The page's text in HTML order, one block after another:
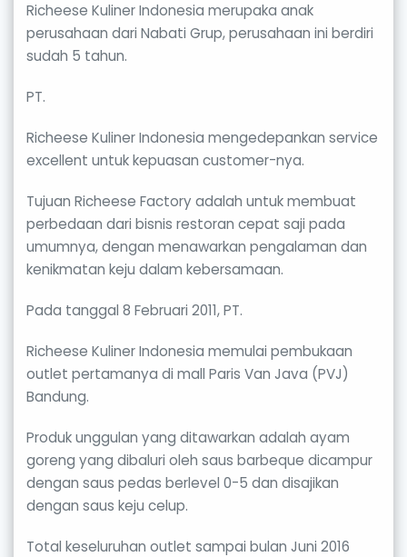
Richeese Kuliner Indonesia merupaka anak
perusahaan dari Nabati Grup, perusahaan ini berdiri
sudah 5 tahun.
PT.
Richeese Kuliner Indonesia mengedepankan service
excellent untuk kepuasan customer-nya.
Tujuan Richeese Factory adalah untuk membuat
perbedaan dari bisnis restoran cepat saji pada
umumnya, dengan menawarkan pengalaman dan
kenikmatan keju dalam kebersamaan.
Pada tanggal 8 Februari 2011, PT.
Richeese Kuliner Indonesia memulai pembukaan
outlet pertamanya di mall Paris Van Java (PVJ)
Bandung.
Produk unggulan yang ditawarkan adalah ayam
goreng yang dibaluri oleh saus barbeque dicampur
dengan saus pedas berlevel 0-5 dan disajikan
dengan saus keju celup.
Total keseluruhan outlet sampai bulan Juni 2016